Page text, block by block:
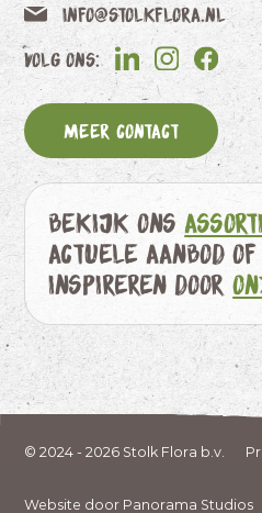
info@stolkflora.nl
Volg ons:
Meer contact
Bekijk ons
actuele aanbod
inspireren door
© 2024 - 2026 Stolk Flora b.v.
Website door Panorama Studios